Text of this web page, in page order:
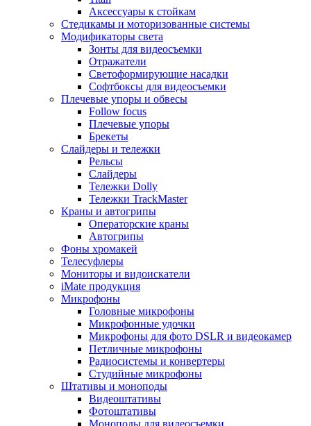
Аксессуары к стойкам
Стедикамы и моторизованные системы
Модификаторы света
Зонты для видеосъемки
Отражатели
Светоформирующие насадки
Софтбоксы для видеосъемки
Плечевые упоры и обвесы
Follow focus
Плечевые упоры
Брекеты
Слайдеры и тележки
Рельсы
Слайдеры
Тележки Dolly
Тележки TrackMaster
Краны и автогрипы
Операторские краны
Автогрипы
Фоны хромакей
Телесуфлеры
Мониторы и видоискатели
iMate продукция
Микрофоны
Головные микрофоны
Микрофонные удочки
Микрофоны для фото DSLR и видеокамер
Петличные микрофоны
Радиосистемы и конвертеры
Студийные микрофоны
Штативы и моноподы
Видеоштативы
Фотоштативы
Моноподы для видеосъемки